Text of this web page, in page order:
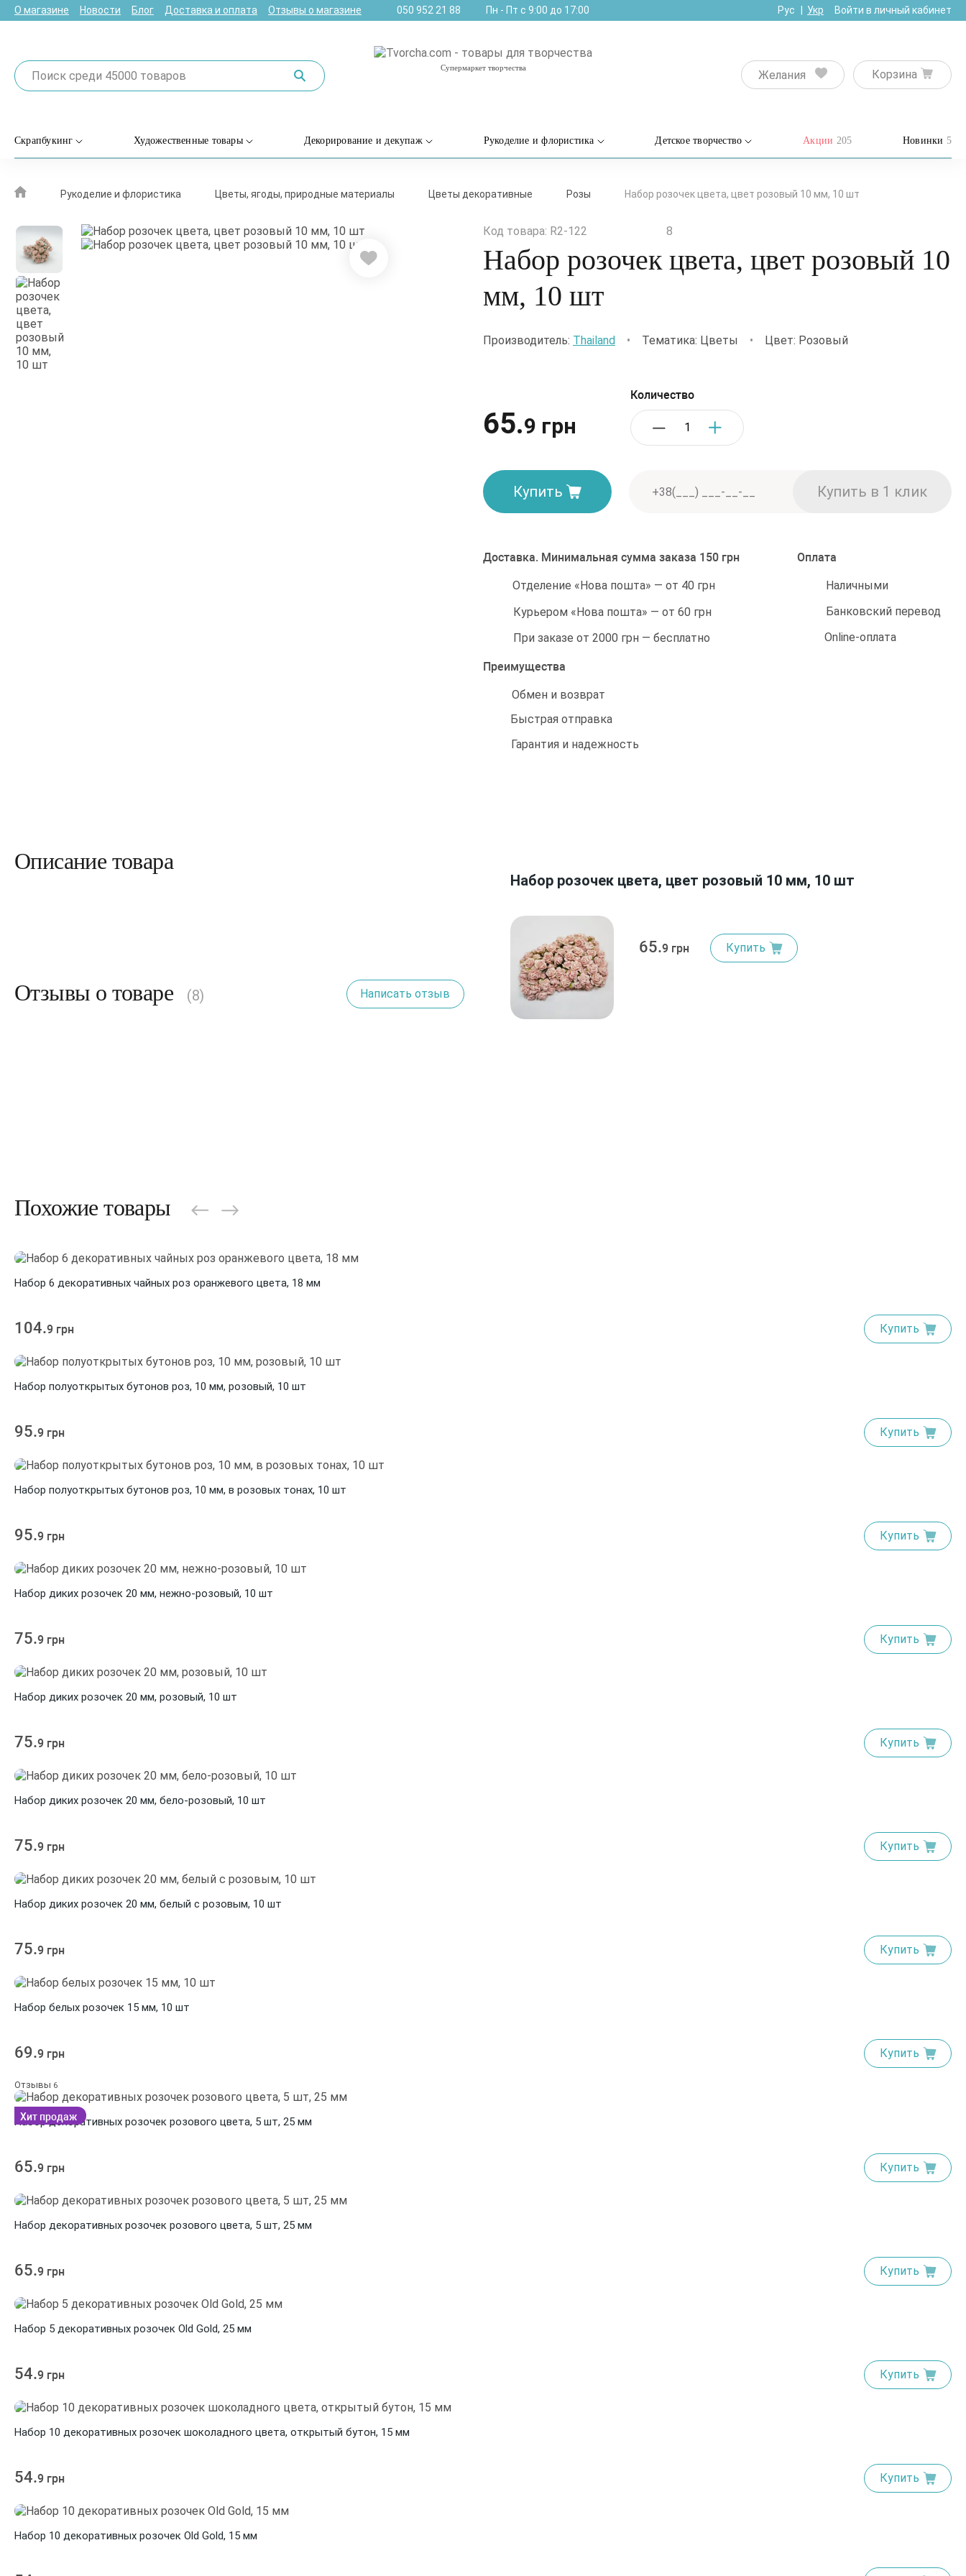
О магазине Новости Блог Доставка и оплата Отзывы о магазине 050 952 21 88 Пн - Пт с 9:00 до 17:00 Рус Укр Войти в личный кабинет
Супермаркет творчества
Желания Корзина
Скрапбукинг Художественные товары Декорирование и декупаж Рукоделие и флористика Детское творчество Акции 205 Новинки 5
Рукоделие и флористика Цветы, ягоды, природные материалы Цветы декоративные Розы Набор розочек цвета, цвет розовый 10 мм, 10 шт
Код товара: R2-122 8
Набор розочек цвета, цвет розовый 10
мм, 10 шт
Производитель: Thailand • Тематика: Цветы • Цвет: Розовый
65.9 грн
Количество
Купить
Доставка. Минимальная сумма заказа 150 грн
Отделение «Нова пошта» — от 40 грн
Курьером «Нова пошта» — от 60 грн
При заказе от 2000 грн — бесплатно
Оплата
Наличными
Банковский перевод
Online-оплата
Преимущества
Обмен и возврат
Быстрая отправка
Гарантия и надежность
Описание товара
Отзывы о товаре (8) Написать отзыв
Набор розочек цвета, цвет розовый 10 мм, 10 шт
65.9 грн Купить
Похожие товары
Набор 6 декоративных чайных роз оранжевого цвета, 18 мм
104.9 грн Купить
Набор полуоткрытых бутонов роз, 10 мм, розовый, 10 шт
95.9 грн Купить
Набор полуоткрытых бутонов роз, 10 мм, в розовых тонах, 10 шт
95.9 грн Купить
Набор диких розочек 20 мм, нежно-розовый, 10 шт
75.9 грн Купить
Набор диких розочек 20 мм, розовый, 10 шт
75.9 грн Купить
Набор диких розочек 20 мм, бело-розовый, 10 шт
75.9 грн Купить
Набор диких розочек 20 мм, белый с розовым, 10 шт
75.9 грн Купить
Набор белых розочек 15 мм, 10 шт
69.9 грн Купить
Отзывы 6
Набор декоративных розочек розового цвета, 5 шт, 25 мм
65.9 грн Купить
Хит продаж
Набор декоративных розочек розового цвета, 5 шт, 25 мм
65.9 грн Купить
Набор 5 декоративных розочек Old Gold, 25 мм
54.9 грн Купить
Набор 10 декоративных розочек шоколадного цвета, открытый бутон, 15 мм
54.9 грн Купить
Набор 10 декоративных розочек Old Gold, 15 мм